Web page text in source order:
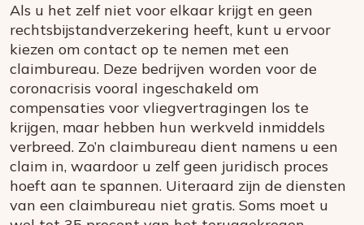
Als u het zelf niet voor elkaar krijgt en geen
rechtsbijstandverzekering heeft, kunt u ervoor
kiezen om contact op te nemen met een
claimbureau. Deze bedrijven worden voor de
coronacrisis vooral ingeschakeld om
compensaties voor vliegvertragingen los te
krijgen, maar hebben hun werkveld inmiddels
verbreed. Zo’n claimbureau dient namens u een
claim in, waardoor u zelf geen juridisch proces
hoeft aan te spannen. Uiteraard zijn de diensten
van een claimbureau niet gratis. Soms moet u